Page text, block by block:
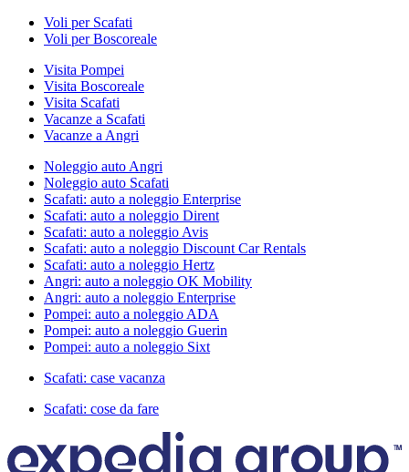
Voli per Scafati
Voli per Boscoreale
Visita Pompei
Visita Boscoreale
Visita Scafati
Vacanze a Scafati
Vacanze a Angri
Noleggio auto Angri
Noleggio auto Scafati
Scafati: auto a noleggio Enterprise
Scafati: auto a noleggio Dirent
Scafati: auto a noleggio Avis
Scafati: auto a noleggio Discount Car Rentals
Scafati: auto a noleggio Hertz
Angri: auto a noleggio OK Mobility
Angri: auto a noleggio Enterprise
Pompei: auto a noleggio ADA
Pompei: auto a noleggio Guerin
Pompei: auto a noleggio Sixt
Scafati: case vacanza
Scafati: cose da fare